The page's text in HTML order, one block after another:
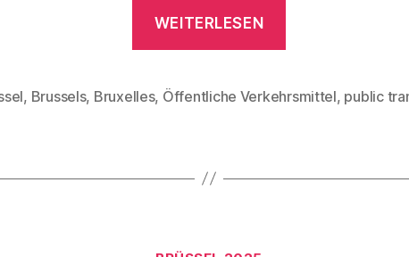
WEITERLESEN
Brüssel“
, Brussels, Bruxelles, Öffentliche Verkehrsmittel, public
Kategorien